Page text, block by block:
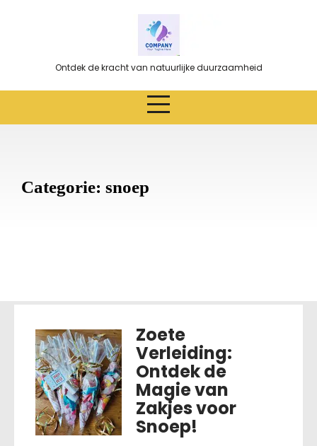
Ontdek de kracht van natuurlijke duurzaamheid
Categorie: snoep
Zoete
Verleiding:
Ontdek de
Magie van
Zakjes voor
Snoep!